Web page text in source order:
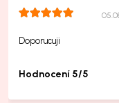
Doporucuji
Hodnocení 5/5